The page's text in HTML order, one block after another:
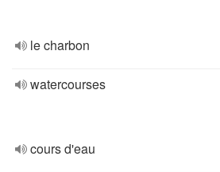
le charbon
watercourses
cours d'eau